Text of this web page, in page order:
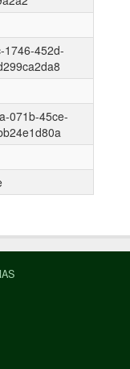
1746-452d-
071b-45ce-